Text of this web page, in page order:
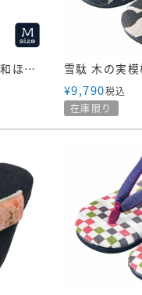
【訳あり】雪駄 -Re:休- 奈良大和ほうじ茶染め のぞき花緒 山吹麻花緒【レディース】｜R1160Z-Mサイズ
¥9,790税込
在庫限り